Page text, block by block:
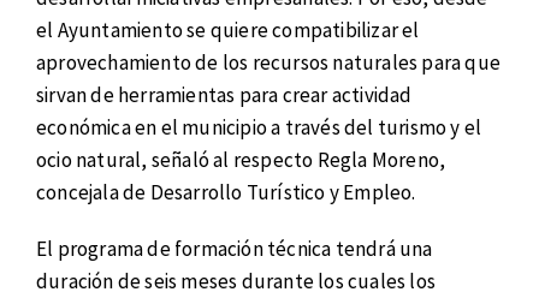
el Ayuntamiento se quiere compatibilizar el
aprovechamiento de los recursos naturales para que
sirvan de herramientas para crear actividad
económica en el municipio a través del turismo y el
ocio natural, señaló al respecto Regla Moreno,
concejala de Desarrollo Turístico y Empleo.
El programa de formación técnica tendrá una
duración de seis meses durante los cuales los